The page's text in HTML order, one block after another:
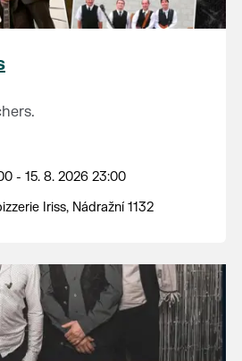
- 15. 8. 2026 23:00
Iriss, Nádražní 1132